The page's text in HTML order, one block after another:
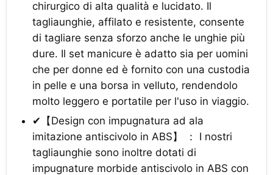
chirurgico di alta qualità e lucidato. Il
tagliaunghie, affilato e resistente, consente
di tagliare senza sforzo anche le unghie più
dure. Il set manicure è adatto sia per uomini
che per donne ed è fornito con una custodia
in pelle e una borsa in velluto, rendendolo
molto leggero e portatile per l'uso in viaggio.
✔【Design con impugnatura ad ala
imitazione antiscivolo in ABS】 ： I nostri
tagliaunghie sono inoltre dotati di
impugnature morbide antiscivolo in ABS con